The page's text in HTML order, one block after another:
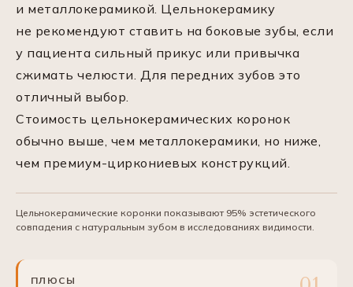
и металлокерамикой. Цельнокерамику
не рекомендуют ставить на боковые зубы, если
у пациента сильный прикус или привычка
сжимать челюсти. Для передних зубов это
отличный выбор.
Стоимость цельнокерамических коронок
обычно выше, чем металлокерамики, но ниже,
чем премиум-циркониевых конструкций.
Цельнокерамические коронки показывают 95% эстетического
совпадения с натуральным зубом в исследованиях видимости.
ПЛЮСЫ